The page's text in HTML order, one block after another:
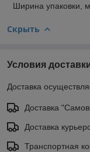
Ширина упаковки,
Скрыть
Условия
Доставка
Доставка
Доставка
Транспортная